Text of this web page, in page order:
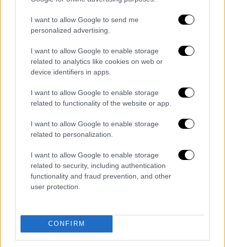
I want to allow Google to send me
personalized advertising.
I want to allow Google to enable storage
related to analytics like cookies on web or
device identifiers in apps.
I want to allow Google to enable storage
related to functionality of the website or app.
I want to allow Google to enable storage
related to personalization.
I want to allow Google to enable storage
related to security, including authentication
functionality and fraud prevention, and other
user protection.
CONFIRM
Τσίπρας για ΠΑΣΟΚ: Θα επιλέξει τον
δρόμο της αλλαγής ή θα δεχτεί να
εμπλακεί σε παιχνίδια εξουσίας
καταστροφικά για τον τόπο;
«Να μας κοπεί το χέρι» - Μέλος του
ΜέΡΑ25 αρνήθηκε να χαιρετίσει τον
περίπτερο του κόμματος
Αντετοκούνμπο: Φεύγει από Μπακς,
πάει στους Ουόριορς
Οργή Μικρούτσικου κατά της ΕΡΤ:
Ξέσπασμα μετά το 4αρι στην Κύπρο στον
τελικό
ΥΠΟΙΚ: Υποβάλλει αίτημα για την 3η
1,7 δισ. για επιδοτήσεις
Διαβάστε ακόμη